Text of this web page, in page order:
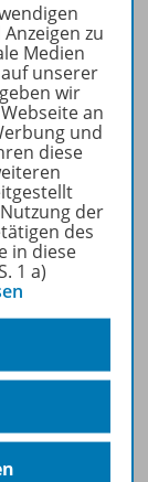
zu
Medien
unserer
wir
an
und
diese
der
des
in diese
1 a)